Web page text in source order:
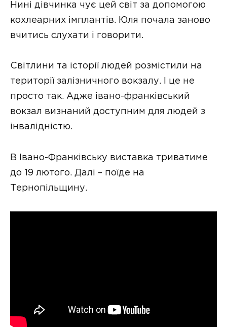
Нині дівчинка чує цей світ за допомогою
кохлеарних імплантів. Юля почала заново
вчитись слухати і говорити.
Світлини та історії людей розмістили на
території залізничного вокзалу. І це не
просто так. Адже івано-франківський
вокзал визнаний доступним для людей з
інвалідністю.
В Івано-Франківську виставка триватиме
до 19 лютого. Далі – поїде на
Тернопільщину.